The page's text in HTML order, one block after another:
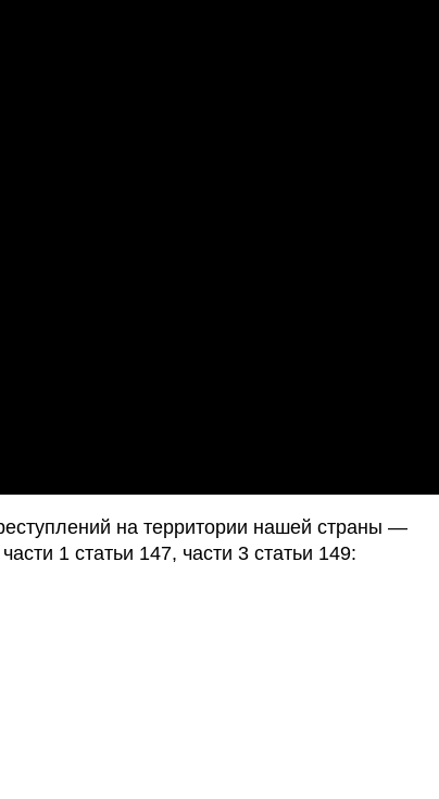
на территории нашей страны —
1 статьи 147, части 3 статьи 149: